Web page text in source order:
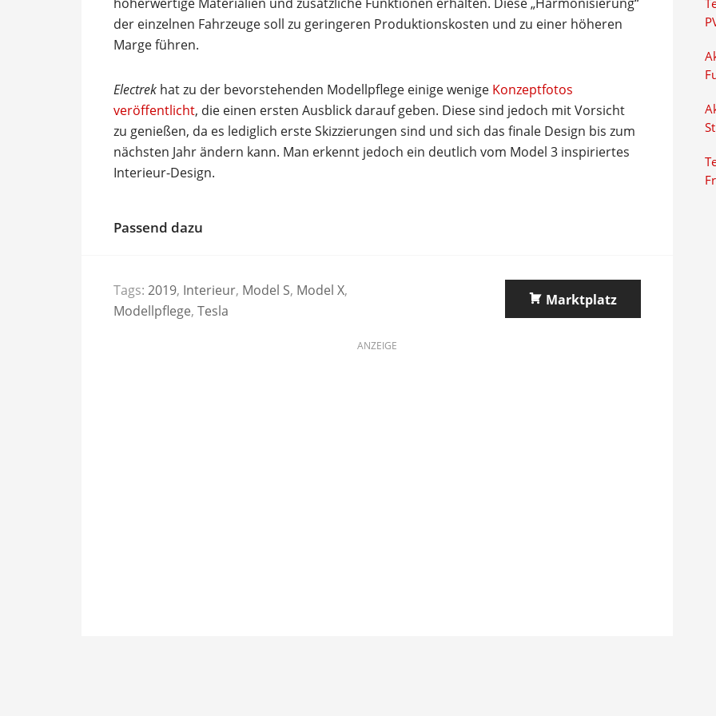
der einzelnen Fahrzeuge soll zu geringeren Produktionskosten und zu einer höheren
Marge führen.
Electrek hat zu der bevorstehenden Modellpflege einige wenige Konzeptfotos
veröffentlicht, die einen ersten Ausblick darauf geben. Diese sind jedoch mit Vorsicht
zu genießen, da es lediglich erste Skizzierungen sind und sich das finale Design bis zum
nächsten Jahr ändern kann. Man erkennt jedoch ein deutlich vom Model 3 inspiriertes
Interieur-Design.
Passend dazu
Tags: 2019, Interieur, Model S, Model X,
Modellpflege, Tesla
Marktplatz
ANZEIGE